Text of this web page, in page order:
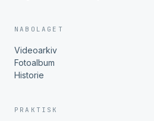
NABOLAGET
Videoarkiv
Fotoalbum
Historie
PRAKTISK